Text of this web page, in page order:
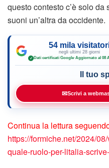
questo contesto c’è solo
suoni un’altra da occidente.
54 mila
negli ultimi 28 giorni
✓ Dati certificati Google·Aggiornato al 08
Il tuo
✉Scrivi a
Continua la lettura
https://formiche.net/2024/
quale-ruolo-per-litalia-